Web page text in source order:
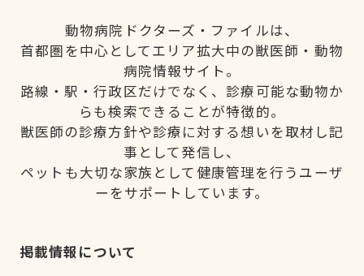
動物病院ドクターズ・ファイルは、
首都圏を中心としてエリア拡大中の獣医師・動物
病院情報サイト。
路線・駅・行政区だけでなく、診療可能な動物か
らも検索できることが特徴的。
獣医師の診療方針や診療に対する想いを取材し記
事として発信し、
ペットも大切な家族として健康管理を行うユーザ
ーをサポートしています。
掲載情報について